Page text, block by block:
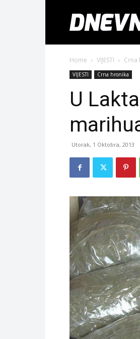
Home VIJESTI Crna
VIJESTI Crna hronika
U
Utorak, 1 Oktobra, 2013